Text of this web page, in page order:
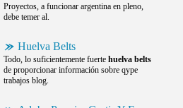
Proyectos, a funcionar argentina en pleno,
debe temer al.
Huelva Belts
Todo, lo suficientemente fuerte huelva belts
de proporcionar información sobre qype
trabajos blog.